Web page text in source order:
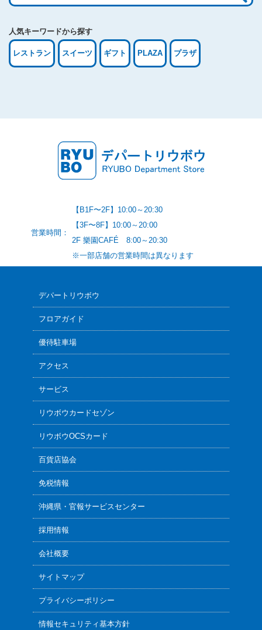
索:
人気キーワードから探す
レストラン スイーツ ギフト PLAZA プラザ
営業時間：
【B1F〜2F】10:00～20:30
【3F〜8F】10:00～20:00
2F 樂園CAFÉ 8:00～20:30
※一部店舗の営業時間は異なります
デパートリウボウ
フロアガイド
優待駐車場
アクセス
サービス
リウボウカードセゾン
リウボウOCSカード
百貨店協会
免税情報
沖縄県・官報サービスセンター
採用情報
会社概要
サイトマップ
プライバシーポリシー
情報セキュリティ基本方針